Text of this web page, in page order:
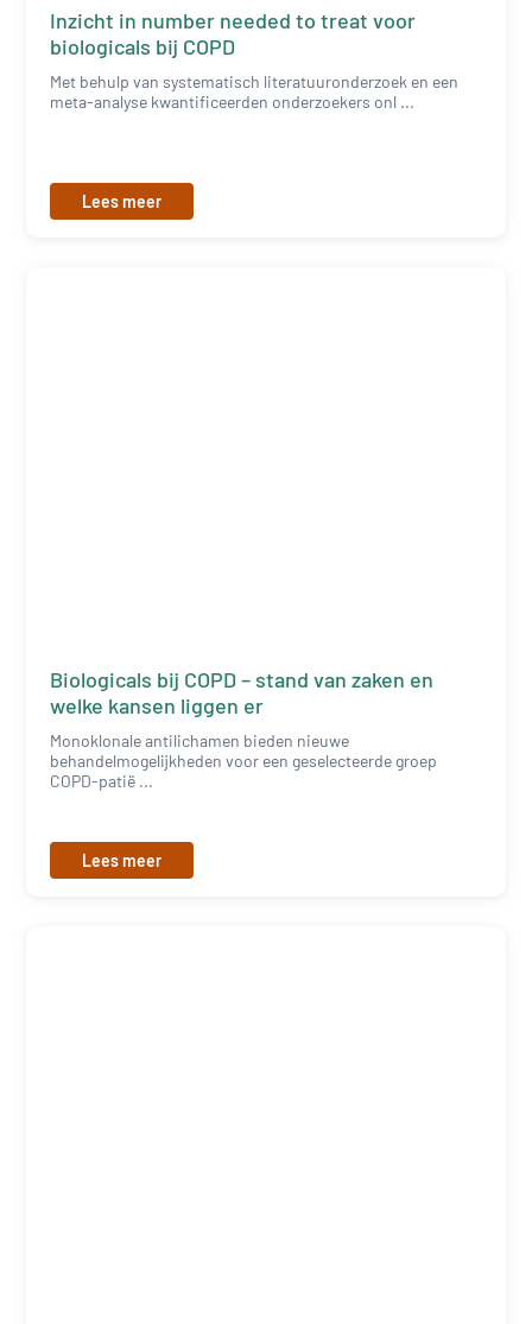
Inzicht in number needed to treat voor
biologicals bij COPD
Met behulp van systematisch literatuuronderzoek en een
meta-analyse kwantificeerden onderzoekers onl ...
Lees meer
Biologicals bij COPD – stand van zaken en
welke kansen liggen er
Monoklonale antilichamen bieden nieuwe
behandelmogelijkheden voor een geselecteerde groep
COPD-patië ...
Lees meer